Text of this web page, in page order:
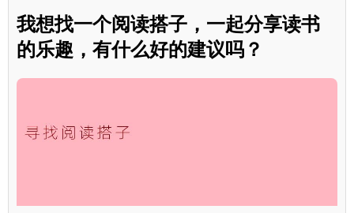
我想找一个阅读搭子，一起分享读书
的乐趣，有什么好的建议吗？